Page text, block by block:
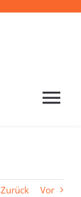
Zurück Vor